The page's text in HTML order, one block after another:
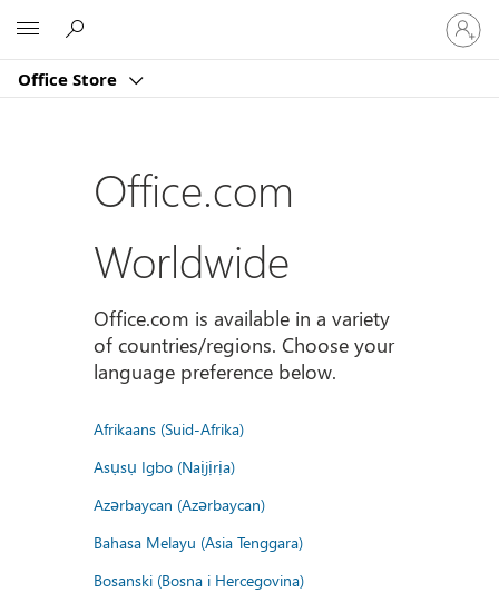
Office Store
Sign
in
to
account
Office.com
Worldwide
Office.com is available in a variety
of countries/regions. Choose your
language preference below.
Afrikaans (Suid-Afrika)
Asụsụ Igbo (Naịjịrịa)
Azərbaycan (Azərbaycan)
Bahasa Melayu (Asia Tenggara)
Bosanski (Bosna i Hercegovina)